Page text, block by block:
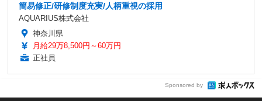
簡易修正/研修制度充実/人柄重視の採用
AQUARIUS株式会社
神奈川県
月給29万8,500円～60万円
正社員
Sponsored by